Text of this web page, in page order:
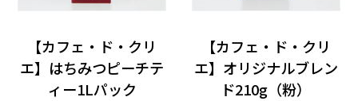
【カフェ・ド・クリ
エ】はちみつピーチテ
ィー1Lパック
【カフェ・ド・クリ
エ】オリジナルブレン
ド210g（粉）